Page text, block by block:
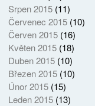
Srpen 2015(11)
Červenec 2015(10)
Červen 2015(16)
Květen 2015(18)
Duben 2015(10)
Březen 2015(10)
Únor 2015(15)
Leden 2015(13)